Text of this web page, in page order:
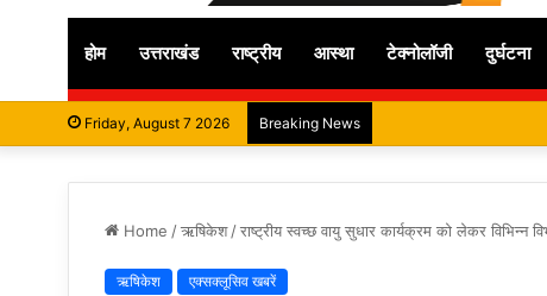
होम उत्तराखंड राष्ट्रीय आस्था टेक्नोलॉजी दुर्घटना
Friday, August 7 2026 Breaking News
Home /ऋषिकेश /राष्ट्रीय स्वच्छ वायु सुधार कार्यक्रम को लेकर विभिन्न
ऋषिकेश एक्सक्लूसिव खबरें